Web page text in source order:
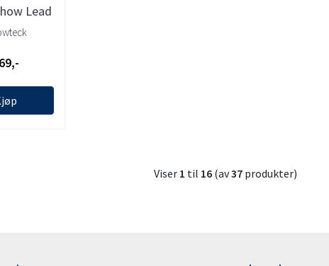
Lead
Viser 1 til 16(av37produkter)